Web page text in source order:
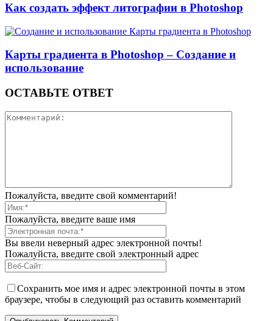
Как создать эффект литографии в Photoshop
Карты градиента в Photoshop – Создание и
использование
ОСТАВЬТЕ ОТВЕТ
Пожалуйста, введите свой комментарий!
Пожалуйста, введите ваше имя
Вы ввели неверный адрес электронной почты!
Пожалуйста, введите свой электронный адрес
Сохранить мое имя и адрес электронной почты в этом
браузере, чтобы в следующий раз оставить комментарий